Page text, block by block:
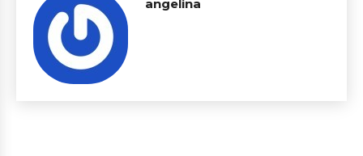
angelina